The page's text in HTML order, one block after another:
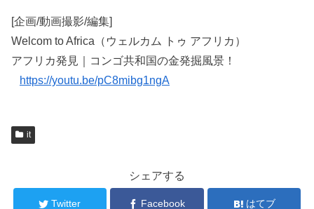
[企画/動画撮影/編集]
Welcom to Africa（ウェルカム トゥ アフリカ）
アフリカ発見｜コンゴ共和国の金発掘風景！
https://youtu.be/pC8mibg1ngA
it
シェアする
Twitter Facebook はてブ